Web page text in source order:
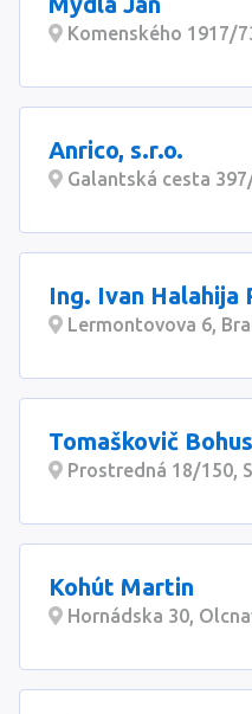
Komenského 1917/
Anrico, s.r.o.
Galantská cesta
Ing. Ivan Halahija
Lermontovova 6,
Tomaškovič
Prostredná 18/150,
Kohút Martin
Hornádska 30,